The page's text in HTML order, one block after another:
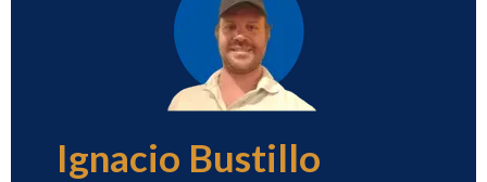
Ignacio Bustillo